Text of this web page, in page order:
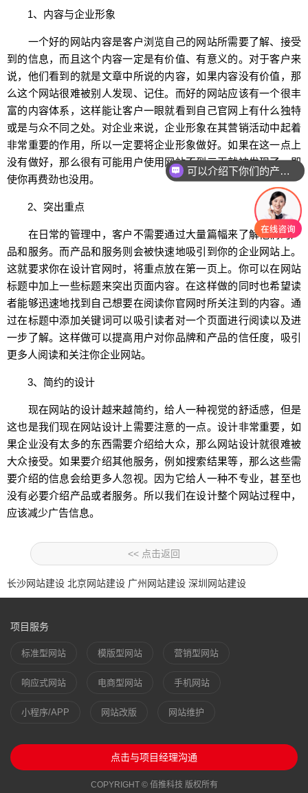
1、内容与企业形象
一个好的网站内容是客户浏览自己的网站所需要了解、接受
到的信息，而且这个内容一定是有价值、有意义的。对于客户来
说，他们看到的就是文章中所说的内容，如果内容没有价值，那
么这个网站很难被别人发现、记住。而好的网站应该有一个很丰
富的内容体系，这样能让客户一眼就看到自己官网上有什么独特
或是与众不同之处。对企业来说，企业形象在其营销活动中起着
非常重要的作用，所以一定要将企业形象做好。如果在这一点上
没有做好，那么很有可能用户使用网站不到三天就被发现了，即
使你再费劲也没用。
2、突出重点
在日常的管理中，客户不需要通过大量篇幅来了解他们的产
品和服务。而产品和服务则会被快速地吸引到你的企业网站上。
这就要求你在设计官网时，将重点放在第一页上。你可以在网站
标题中加上一些标题来突出页面内容。在这样做的同时也希望读
者能够迅速地找到自己想要在阅读你官网时所关注到的内容。通
过在标题中添加关键词可以吸引读者对一个页面进行阅读以及进
一步了解。这样做可以提高用户对你品牌和产品的信任度，吸引
更多人阅读和关注你企业网站。
3、简约的设计
现在网站的设计越来越简约，给人一种视觉的舒适感，但是
这也是我们现在网站设计上需要注意的一点。设计非常重要，如
果企业没有太多的东西需要介绍给大众，那么网站设计就很难被
大众接受。如果要介绍其他服务，例如搜索结果等，那么这些需
要介绍的信息会给更多人忽视。因为它给人一种不专业，甚至也
没有必要介绍产品或者服务。所以我们在设计整个网站过程中，
应该减少广告信息。
<< 点击返回
长沙网站建设 北京网站建设 广州网站建设 深圳网站建设
项目服务
标准型网站 模版型网站 营销型网站
响应式网站 电商型网站 手机网站
小程序/APP 网站改版 网站维护
点击与项目经理沟通
COPYRIGHT © 佰推科技 版权所有